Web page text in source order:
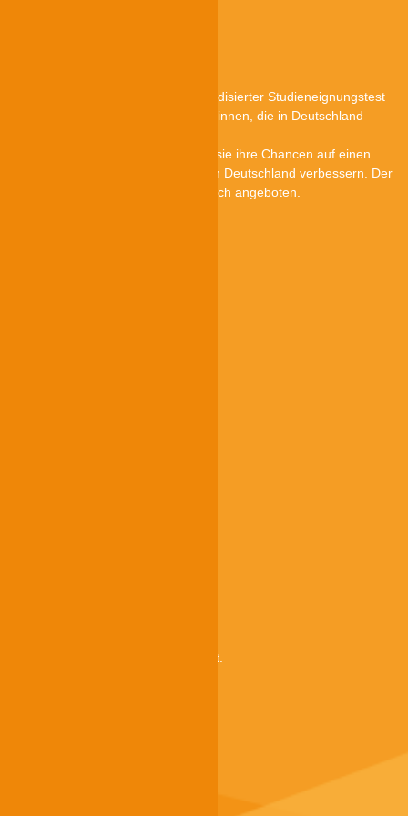
Der TestAS ist ein zentraler standardisierter Studieneignungstest
für internationale Studienbewerber*innen, die in Deutschland
Mit guten Testergebnissen können sie ihre Chancen auf einen
Studienplatz an einer Hochschule in Deutschland verbessern. Der
TestAS wird auf Deutsch und Englisch angeboten.
Zahlungsmöglichkeiten bei g.a.s.t.